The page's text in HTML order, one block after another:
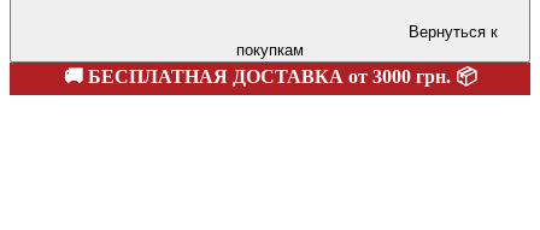
Вернуться к
покупкам
🚚 БЕСПЛАТНАЯ ДОСТАВКА от 3000 грн. 📦